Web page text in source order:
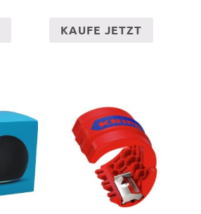
KAUFE JETZT